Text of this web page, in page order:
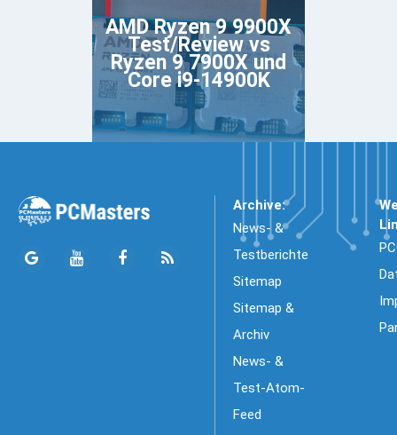
AMD Ryzen 9 9900X
Test/Review vs
Ryzen 9 7900X und
Core i9-14900K
Archive:
News- &
Testberichte
Sitemap
Sitemap &
Archiv
News- &
Test-Atom-
Feed